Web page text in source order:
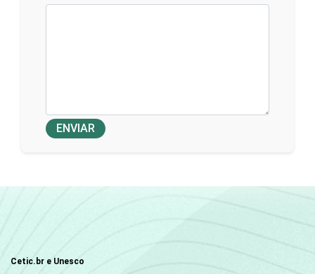
ENVIAR
Cetic.br e Unesco